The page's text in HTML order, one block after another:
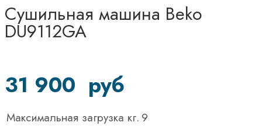
Сушильная машина Beko
DU9112GA
31 900 руб
Максимальная загрузка кг. 9